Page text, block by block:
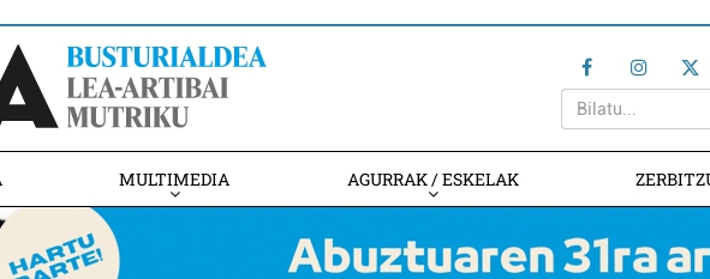
MULTIMEDIA AGURRAK / ESKELAK